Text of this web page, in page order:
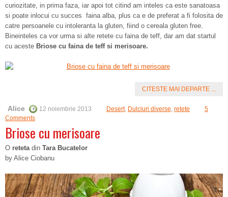
curiozitate, in prima faza, iar apoi tot citind am inteles ca este sanatoasa
si poate inlocui cu succes faina alba, plus ca e de preferat a fi folosita de
catre persoanele cu intoleranta la gluten, fiind o cereala gluten free.
Bineinteles ca vor urma si alte retete cu faina de teff, dar am dat startul
cu aceste Briose cu faina de teff si merisoare.
CITESTE MAI DEPARTE ...
Alice 12 noiembrie 2013 Desert, Dulciuri diverse, retete
5
Comments
Briose cu merisoare
O retetadin Tara Bucatelor
by Alice Ciobanu